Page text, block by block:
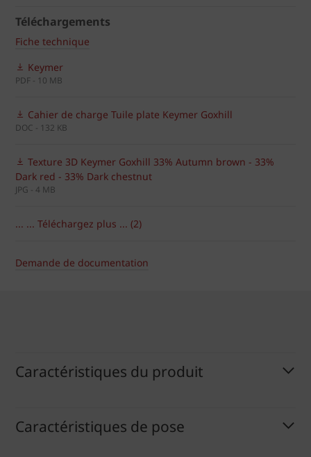
Téléchargements
Fiche technique
Keymer
PDF - 10 MB
Cahier de charge Tuile plate Keymer Goxhill
DOC - 132 KB
Texture 3D Keymer Goxhill 33% Autumn brown - 33%
Dark red - 33% Dark chestnut
JPG - 4 MB
... ... Téléchargez plus ... (2)
Demande de documentation
Caractéristiques du produit
Caractéristiques de pose